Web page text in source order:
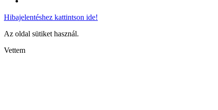
Hibajelentéshez kattintson ide!
Az oldal sütiket használ.
Vettem